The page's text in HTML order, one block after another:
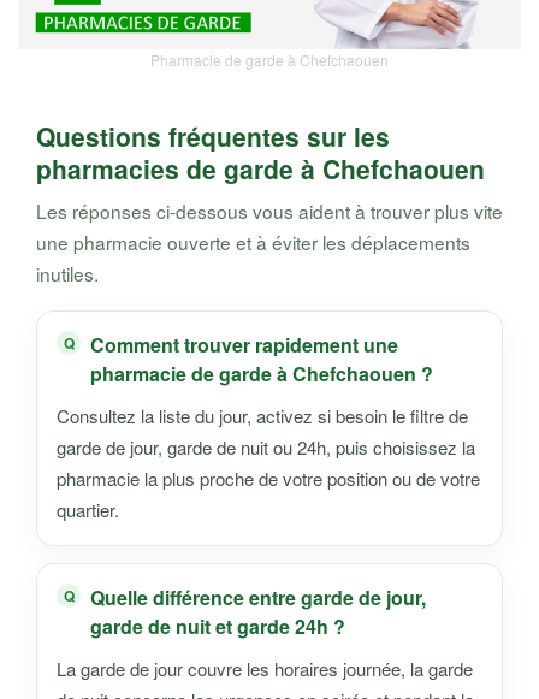
Pharmacie de garde à Chefchaouen
Questions fréquentes sur les
pharmacies de garde à Chefchaouen
Les réponses ci-dessous vous aident à trouver plus vite
une pharmacie ouverte et à éviter les déplacements
inutiles.
Comment trouver rapidement une
pharmacie de garde à Chefchaouen ?
Consultez la liste du jour, activez si besoin le filtre de
garde de jour, garde de nuit ou 24h, puis choisissez la
pharmacie la plus proche de votre position ou de votre
quartier.
Quelle différence entre garde de jour,
garde de nuit et garde 24h ?
La garde de jour couvre les horaires journée, la garde